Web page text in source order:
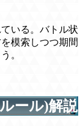
いる。バトル状
模索しつつ期間
。
ール)解説